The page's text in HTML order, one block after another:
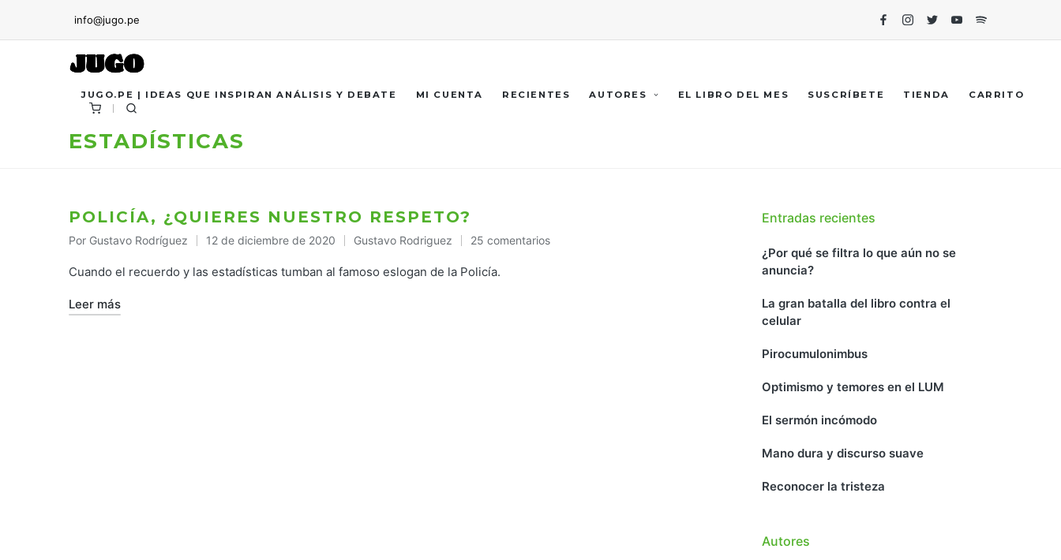
info@jugo.pe
FacebookInstagram
TwitterYoutubeSpotify
JUGO.PE | IDEAS QUE INSPIRAN ANÁLISIS Y DEBATE MI CUENTA RECIENTES AUTORES EL LIBRO DEL MES SUSCRÍBETE TIENDA CARRITO
ESTADÍSTICAS
POLICÍA, ¿QUIERES NUESTRO RESPETO?
Publicado
por
Por Gustavo Rodríguez 12 de diciembre de 2020
Publicado
en
Gustavo Rodriguez 25 comentarios
Cuando el recuerdo y las estadísticas tumban al famoso eslogan de la Policía.
Leer más
Entradas recientes
¿Por qué se filtra lo que aún no se
anuncia?
La gran batalla del libro contra el
celular
Pirocumulonimbus
Optimismo y temores en el LUM
El sermón incómodo
Mano dura y discurso suave
Reconocer la tristeza
Autores